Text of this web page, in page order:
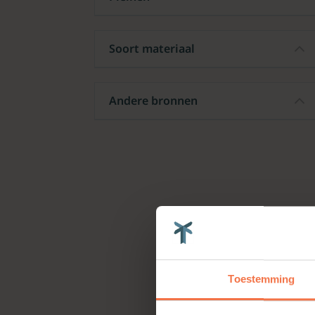
Toestemming
Soort materiaal
Andere bronnen